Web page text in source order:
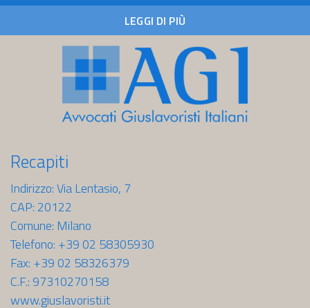
LEGGI DI PIÙ
Recapiti
Indirizzo: Via Lentasio, 7
CAP: 20122
Comune: Milano
Telefono: +39 02 58305930
Fax: +39 02 58326379
C.F.: 97310270158
www.giuslavoristi.it